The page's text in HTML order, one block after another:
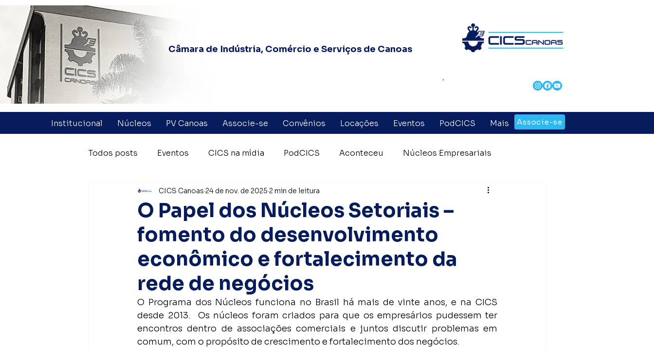
Câmara de Indústria, Comércio e Serviços de Canoas
Institucional Núcleos PV Canoas Associe-se Convênios Locações Eventos PodCICS Mais Associe-se
Todos posts Eventos CICS na mídia PodCICS Aconteceu Núcleos Empresariais
Coluna Quinzenal Parceiros Voluntários Canoas
Nota Pública
O Papel dos Núcleos Setoriais –
fomento do desenvolvimento
econômico e fortalecimento da
rede de negócios
CICS Canoas 24 de nov. de 2025 2 min de leitura
O Programa dos Núcleos funciona no Brasil há mais de vinte anos, e na CICS
desde 2013.  Os núcleos foram criados para que os empresários pudessem ter
encontros dentro de associações comerciais e juntos discutir problemas em
comum, com o propósito de crescimento e fortalecimento dos negócios.